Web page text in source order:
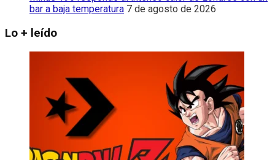
bar a baja temperatura 7 de agosto de 2026
Lo + leído